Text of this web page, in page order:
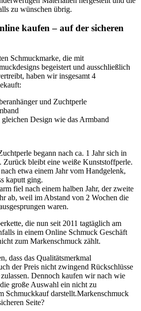
zu wünschen übrig.
kaufen – auf der sicheren
Schmuckmarke, die mit
begeistert und ausschließlich
haben wir insgesamt 4
und Zuchtperle
Design wie das Armband
begann nach ca. 1 Jahr sich in
Zurück bleibt eine weiße Kunststoffperle.
etwa einem Jahr vom Handgelenk,
kaputt ging.
fiel nach einem halben Jahr, der zweite
ab, weil im Abstand von 2 Wochen die
waren.
die nun seit 2011 tagtäglich am
in einem Online Schmuck Geschäft
zum Markenschmuck zählt.
dass das Qualitätsmerkmal
der Preis nicht zwingend Rückschlüsse
Dennoch kaufen wir nach wie
große Auswahl ein nicht zu
Schmuckkauf darstellt.Markenschmuck
Seite?